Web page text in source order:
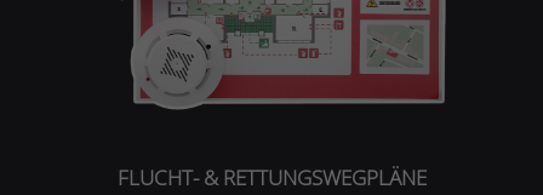
FLUCHT- & RETTUNGSWEGPLÄNE